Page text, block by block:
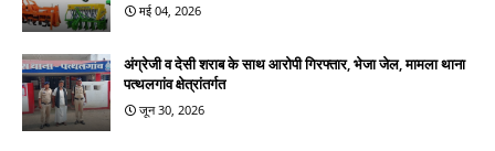
मई 04, 2026
अंग्रेजी व देसी शराब के साथ आरोपी गिरफ्तार, भेजा जेल, मामला थाना
पत्थलगांव क्षेत्रांतर्गत
जून 30, 2026